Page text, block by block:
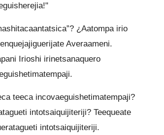
¿Aatompa irio
Averaameni.
Irioshi irinetsanaquero
teeca incovaeguishetimatempaji?
intotsaiquijiteriji? Teequeate
intotsaiquijiteriji.